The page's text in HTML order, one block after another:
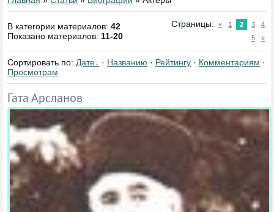
В категории материалов: 42
Показано материалов: 11-20
Страницы: « 1 2 3
4
5
»
Сортировать по: Дате · Названию · Рейтингу · Комментариям ·
Просмотрам
Гата Арсланов